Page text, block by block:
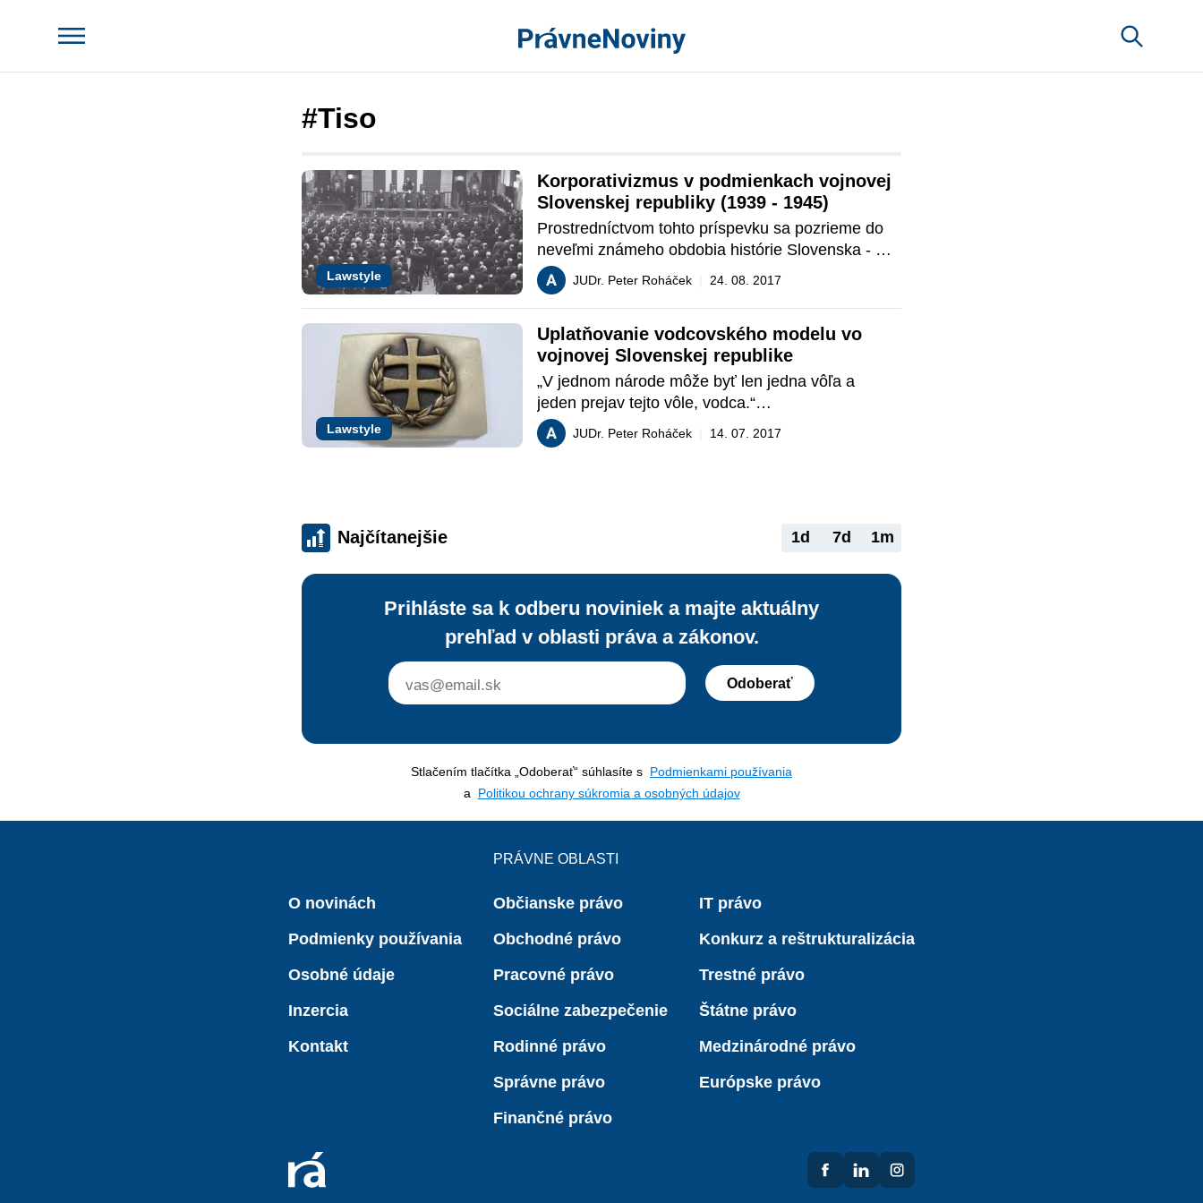
#Tiso
Lawstyle
Korporativizmus v podmienkach vojnovej
Slovenskej republiky (1939 - 1945)
Prostredníctvom tohto príspevku sa pozrieme do
neveľmi známeho obdobia histórie Slovenska -
snáh o budovanie stavovského usporiadania
spoločnosti počas existencie Slovenskej republiky
v rokoch 1939 - 1945.
JUDr. Peter Roháček 24. 08. 2017
Lawstyle
Uplatňovanie vodcovského modelu vo
vojnovej Slovenskej republike
„V jednom národe môže byť len jedna vôľa a
jeden prejav tejto vôle, vodca.“
V nasledujúcom príspevku autor analyzuje inštitút
vodcovstva ako monokratickej formy riadenia
JUDr. Peter Roháček 14. 07. 2017
Najčítanejšie 1d 7d 1m
Prihláste sa k odberu noviniek a majte aktuálny
prehľad v oblasti práva a zákonov.
Odoberať
Stlačením tlačítka „Odoberať“ súhlasíte s Podmienkami používania
a Politikou ochrany súkromia a osobných údajov
O novinách
Podmienky používania
Osobné údaje
Inzercia
Kontakt
PRÁVNE OBLASTI
Občianske právo
Obchodné právo
Pracovné právo
Sociálne zabezpečenie
Rodinné právo
Správne právo
Finančné právo
IT právo
Konkurz a reštrukturalizácia
Trestné právo
Štátne právo
Medzinárodné právo
Európske právo